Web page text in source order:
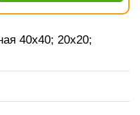
40х40; 20х20;